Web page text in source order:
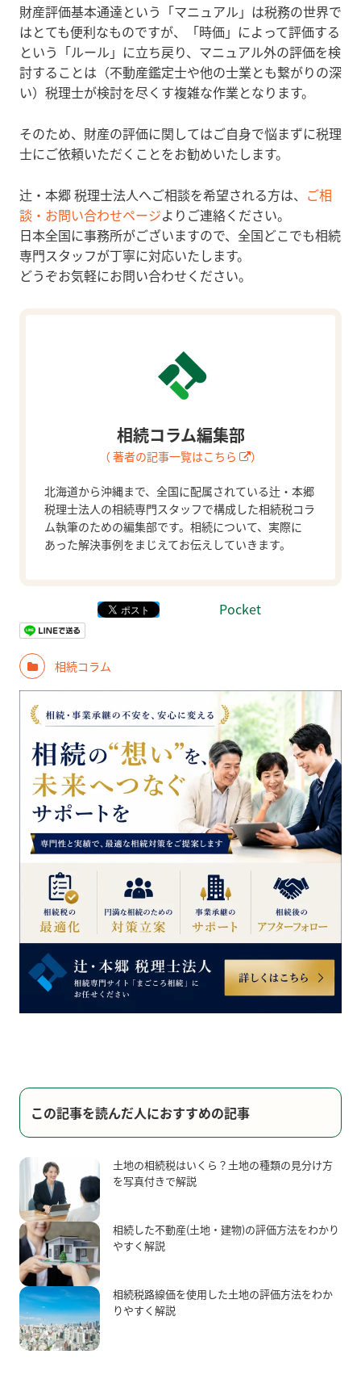
財産評価基本通達という「マニュアル」は税務の世界で
はとても便利なものですが、「時価」によって評価する
という「ルール」に立ち戻り、マニュアル外の評価を検
討することは（不動産鑑定士や他の士業とも繋がりの深
い）税理士が検討を尽くす複雑な作業となります。
そのため、財産の評価に関してはご自身で悩まずに税理
士にご依頼いただくことをお勧めいたします。
辻󠄀・本郷 税理士法人へご相談を希望される方は、 ご相
談・お問い合わせページよりご連絡ください。
日本全国に事務所がございますので、全国どこでも相続
専門スタッフが丁寧に対応いたします。
どうぞお気軽にお問い合わせください。
相続コラム編集部
（ 著者の記事一覧はこちら ）
北海道から沖縄まで、全国に配属されている辻・本郷
税理士法人の相続専門スタッフで構成した相続税コラ
ム執筆のための編集部です。相続について、実際に
あった解決事例をまじえてお伝えしていきます。
Pocket
相続コラム
この記事を読んだ人におすすめの記事
土地の相続税はいくら？土地の種類の見分け方
を写真付きで解説
相続した不動産(土地・建物)の評価方法をわかり
やすく解説
相続税路線価を使用した土地の評価方法をわか
りやすく解説